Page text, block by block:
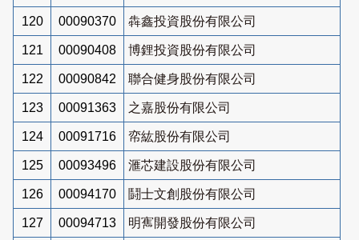
120 00090370 犇鑫投資股份有限公司
121 00090408 博鋰投資股份有限公司
122 00090842 聯合健身股份有限公司
123 00091363 之嘉股份有限公司
124 00091716 帟紘股份有限公司
125 00093496 滙芯建設股份有限公司
126 00094170 鬪士文創股份有限公司
127 00094713 明寯開發股份有限公司